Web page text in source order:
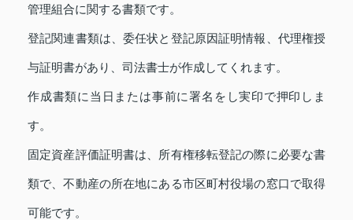
管理組合に関する書類です。
登記関連書類は、委任状と登記原因証明情報、代理権授
与証明書があり、司法書士が作成してくれます。
作成書類に当日または事前に署名をし実印で押印しま
す。
固定資産評価証明書は、所有権移転登記の際に必要な書
類で、不動産の所在地にある市区町村役場の窓口で取得
可能です。